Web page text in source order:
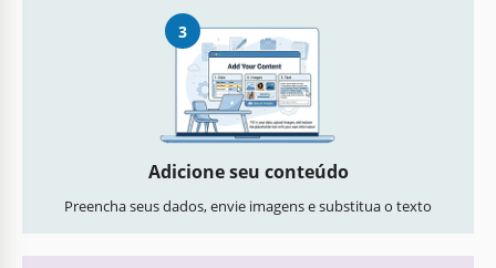
3
Adicione seu conteúdo
Preencha seus dados, envie imagens e substitua o texto